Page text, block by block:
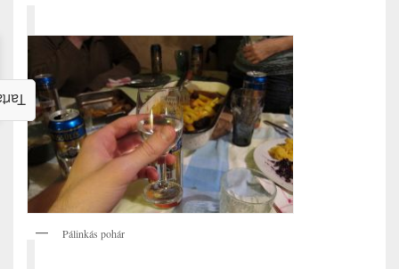
Pálinkás pohár